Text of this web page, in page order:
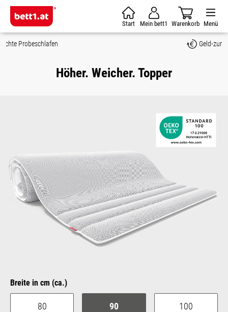
Zum Hauptinhalt springen
Start Mein bett1 Warenkorb Menü
Höher. Weicher. Topper
Breite in cm (ca.)auswählen
80 90 100